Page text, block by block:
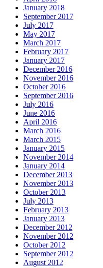
January 2018
September 2017
July 2017
May 2017
March 2017
February 2017
January 2017
December 2016
November 2016
October 2016
September 2016
July 2016
June 2016
April 2016
March 2016
March 2015
January 2015
November 2014
January 2014
December 2013
November 2013
October 2013
July 2013
February 2013
January 2013
December 2012
November 2012
October 2012
September 2012
August 2012